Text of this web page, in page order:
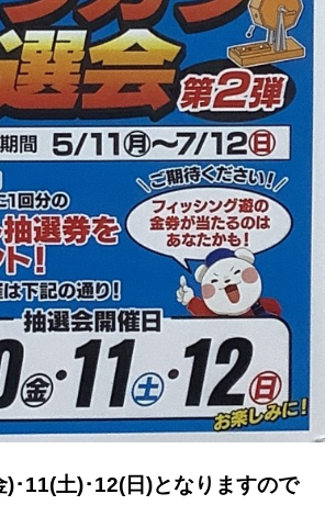
･11(土)･12(日)となりますので